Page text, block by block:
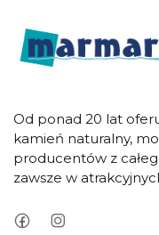
Od ponad 20 lat
kamień naturalny,
producentów z
zawsze w